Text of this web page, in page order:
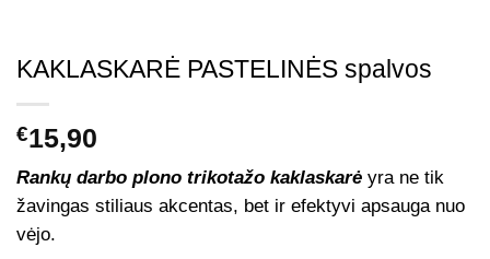
KAKLASKARĖ PASTELINĖS spalvos
€15,90
Rankų darbo plono trikotažo kaklaskarė yra ne tik
žavingas stiliaus akcentas, bet ir efektyvi apsauga nuo
vėjo.